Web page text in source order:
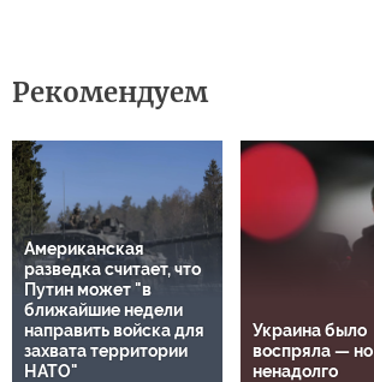
Рекомендуем
Американская
разведка считает, что
Путин может "в
ближайшие недели
направить войска для
захвата территории
НАТО"
Украина было
воспряла — но
ненадолго